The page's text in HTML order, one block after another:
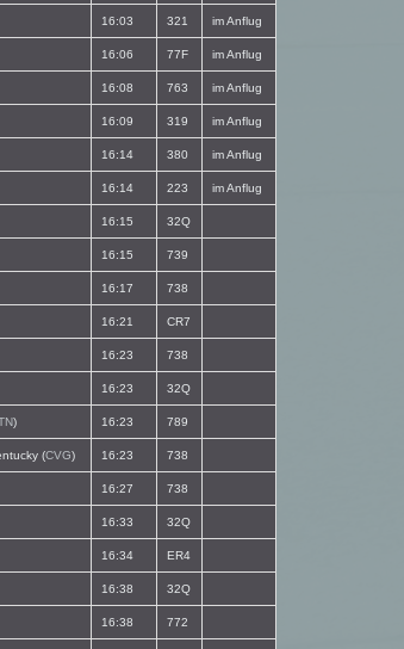
16:03 321 im Anflug
16:06 77F im Anflug
16:08 763 im Anflug
16:09 319 im Anflug
16:14 380 im Anflug
16:14 223 im Anflug
16:15 32Q
16:15 739
16:17 738
16:21 CR7
16:23 738
16:23 32Q
) 16:23 789
(CVG) 16:23 738
16:27 738
16:33 32Q
16:34 ER4
16:38 32Q
16:38 772